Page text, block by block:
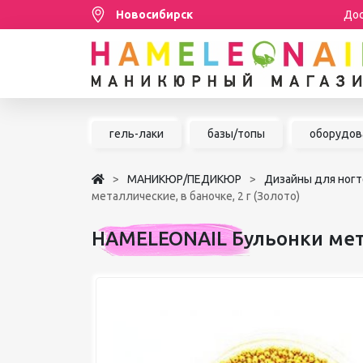
Новосибирск
Распродажа
НАРАЩИВАНИЕ РЕСНИЦ
ШУГАРИНГ/ДЕПИЛЯЦИЯ
гель-лаки базы/топы
МАНИКЮР/ПЕДИКЮР Дизайны для
металлические, в баночке, 2 г (Золото)
HAMELEONAIL Бульонки